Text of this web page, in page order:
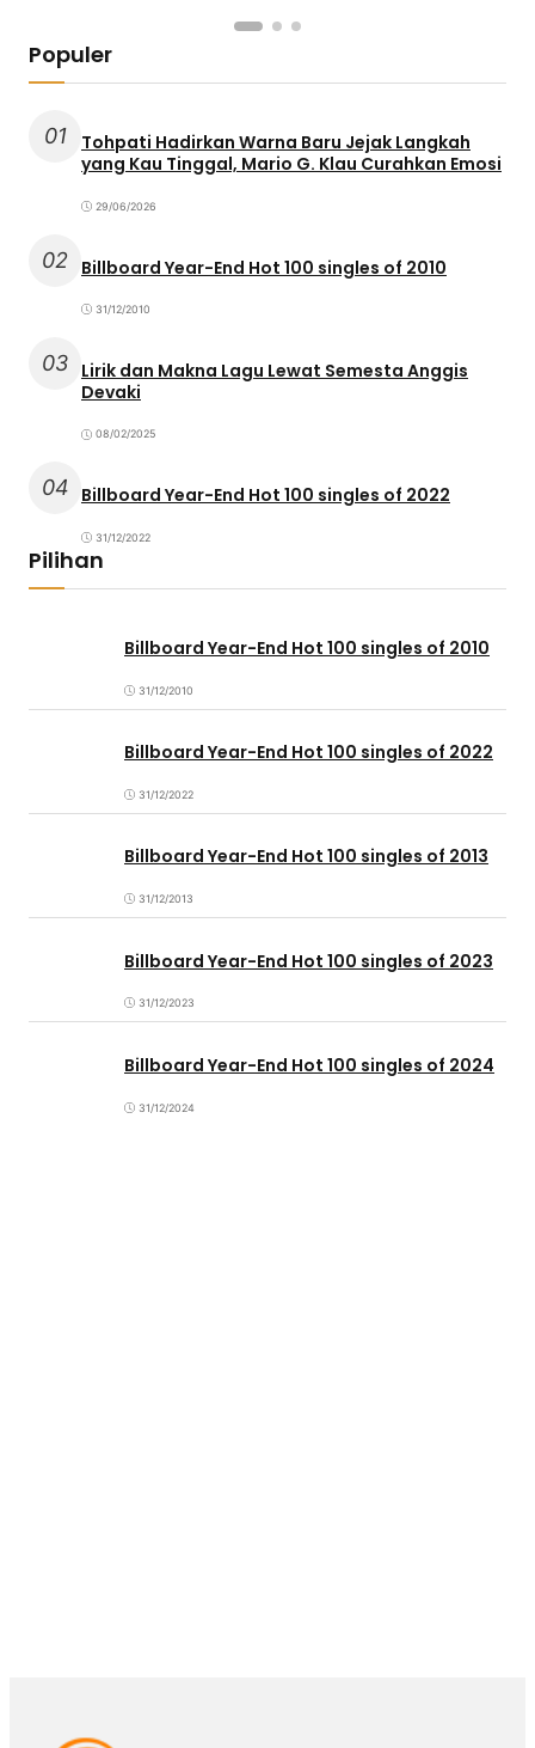
Populer
01
Tohpati Hadirkan Warna Baru Jejak Langkah
yang Kau Tinggal, Mario G. Klau Curahkan Emosi
29/06/2026
02 Billboard Year-End Hot 100 singles of 2010
31/12/2010
03 Lirik dan Makna Lagu Lewat Semesta Anggis
Devaki
08/02/2025
04 Billboard Year-End Hot 100 singles of 2022
31/12/2022
Pilihan
Billboard Year-End Hot 100 singles of 2010
31/12/2010
Billboard Year-End Hot 100 singles of 2022
31/12/2022
Billboard Year-End Hot 100 singles of 2013
31/12/2013
Billboard Year-End Hot 100 singles of 2023
31/12/2023
Billboard Year-End Hot 100 singles of 2024
31/12/2024